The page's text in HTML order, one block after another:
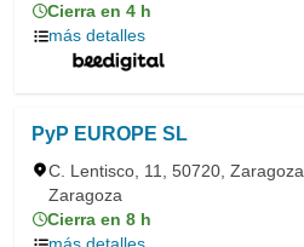
Cierra en 4 h
más detalles
PyP EUROPE SL
C. Lentisco, 11, 50720, Zaragoza,
Zaragoza
Cierra en 8 h